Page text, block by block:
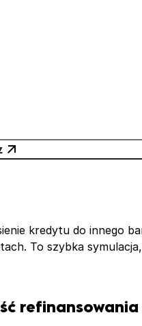
kredytu do innego
To szybka